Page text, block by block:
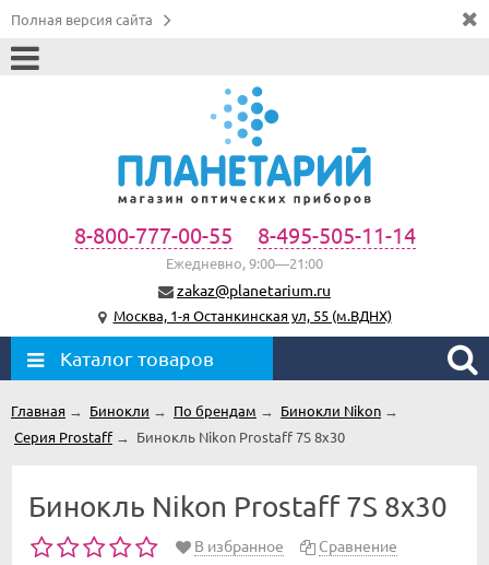
Полная версия сайта
8-800-777-00-55 8-495-505-11-14
Ежедневно, 9:00—21:00
zakaz@planetarium.ru
Москва, 1-я Останкинская ул, 55 (м.ВДНХ)
Каталог товаров
Главная → Бинокли → По брендам → Бинокли Nikon →
Серия Prostaff → Бинокль Nikon Prostaff 7S 8x30
Бинокль Nikon Prostaff 7S 8x30
В избранное Сравнение